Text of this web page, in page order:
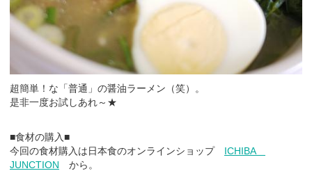
超簡単！な「普通」の醤油ラーメン（笑）。
是非一度お試しあれ～★
■食材の購入■
今回の食材購入は日本食のオンラインショップ ICHIBA
JUNCTION から。